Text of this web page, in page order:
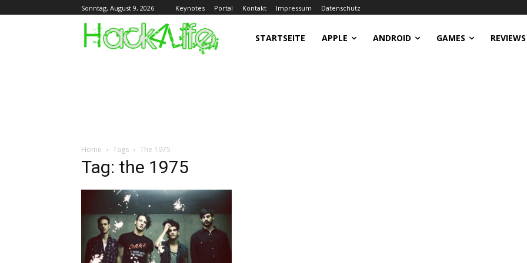
Sonntag, August 9, 2026 Keynotes Portal Kontakt Impressum Datenschutz
STARTSEITE APPLE ANDROID GAMES REVIEWS
Home Tags The 1975
Tag: the 1975